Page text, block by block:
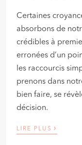
Certaines
absorbons de
crédibles à
erronées d’un
les raccourcis
prenons dans
bien faire, se
décision.
LIRE PLUS ›